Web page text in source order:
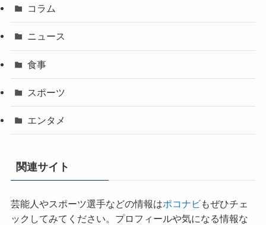
コラム
ニュース
食事
スポーツ
エンタメ
関連サイト
芸能人やスポーツ選手などの情報はポコナビもぜひチェ
ックしてみてください。プロフィールや気になる情報な